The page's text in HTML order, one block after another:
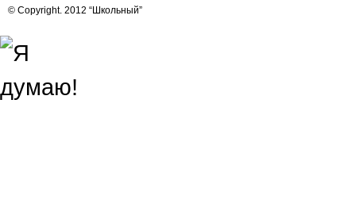
© Copyright. 2012 “Школьный”